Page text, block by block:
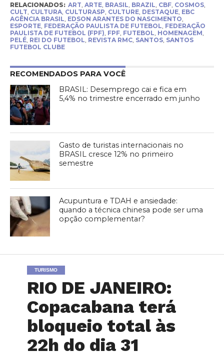
RELACIONADOS: ART ARTE, BRASIL BRAZIL CBF, COSMOS,
CULT CULTURA, CULTURASP CULTURE, DESTAQUE, EBC
AGÊNCIA BRASIL EDSON ARANTES DO NASCIMENTO
ESPORTE, FEDERAÇÃO PAULISTA DE FUTEBOL FEDERAÇÃO
PAULISTA DE FUTEBOL (FPF) FPF, FUTEBOL HOMENAGEM
PELÉ, REI DO FUTEBOL REVISTA RMC, SANTOS, SANTOS
FUTEBOL CLUBE
RECOMENDADOS PARA VOCÊ
BRASIL: Desemprego cai e fica em
5,4% no trimestre encerrado em junho
Gasto de turistas internacionais no
BRASIL cresce 12% no primeiro
semestre
Acupuntura e TDAH e ansiedade:
quando a técnica chinesa pode ser uma
opção complementar?
TURISMO
RIO DE JANEIRO:
Copacabana terá
bloqueio total às
22h do dia 31